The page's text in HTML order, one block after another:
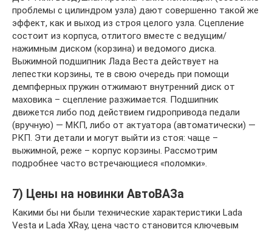
проблемы с цилиндром узла) дают совершенно такой же
эффект, как и выход из строя целого узла. Сцепление
состоит из корпуса, отлитого вместе с ведущим/
нажимным диском (корзина) и ведомого диска.
Выжимной подшипник Лада Веста действует на
лепестки корзины, те в свою очередь при помощи
демпферных пружин отжимают внутренний диск от
маховика – сцепление разжимается. Подшипник
движется либо под действием гидропривода педали
(вручную) — МКП, либо от актуатора (автоматически) —
РКП. Эти детали и могут выйти из стоя: чаще –
выжимной, реже – корпус корзины. Рассмотрим
подробнее часто встречающиеся «поломки».
7) Цены на новинки АвтоВАЗа
Какими бы ни были технические характеристики Lada
Vesta и Lada XRay, цена часто становится ключевым